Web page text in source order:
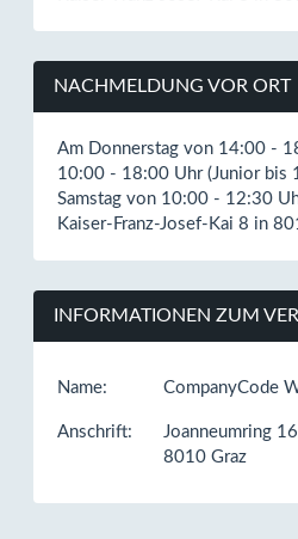
NACHMELDUNG VOR ORT
Am Donnerstag von 14:00 -
10:00 - 18:00 Uhr (Junior bis
Samstag von 10:00 - 12:30
Kaiser-Franz-Josef-Kai 8 in
INFORMATIONEN ZUM
Name: CompanyCode
Anschrift:
Joanneumring
8010 Graz